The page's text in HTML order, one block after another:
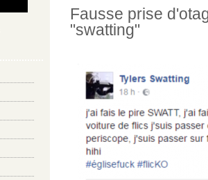
Fausse prise
"swatting"